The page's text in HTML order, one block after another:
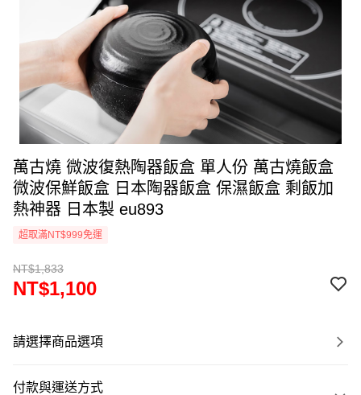
萬古燒 微波復熱陶器飯盒 單人份 萬古燒飯盒
微波保鮮飯盒 日本陶器飯盒 保濕飯盒 剩飯加
熱神器 日本製 eu893
超取滿NT$999免運
NT$1,833
NT$1,100
請選擇商品選項
付款與運送方式